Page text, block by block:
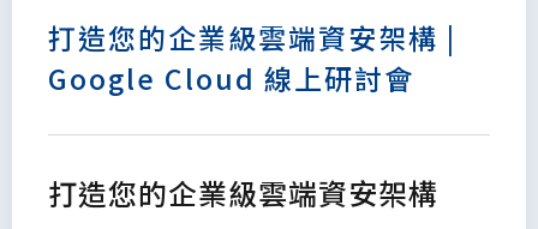
打造您的企業級雲端資安架構 |
Google Cloud 線上研討會
打造您的企業級雲端資安架構